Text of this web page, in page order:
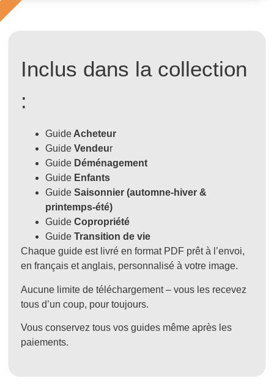
Inclus dans la collection
:
Guide Acheteur
Guide Vendeur
Guide Déménagement
Guide Enfants
Guide Saisonnier (automne-hiver &
printemps-été)
GuideCopropriété
Guide Transition de vie
Chaque guide est livré en format PDF prêt à l’envoi,
en français et anglais, personnalisé à votre image.
Aucune limite de téléchargement – vous les recevez
tous d’un coup, pour toujours.
Vous conservez tous vos guides même après les
paiements.